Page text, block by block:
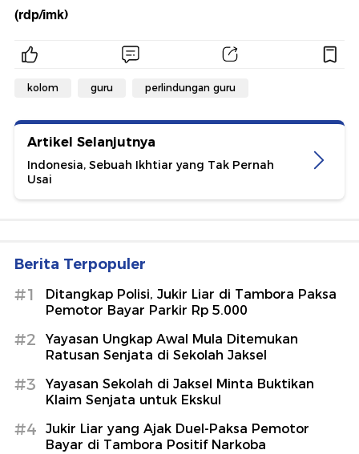
(rdp/imk)
kolom guru perlindungan guru
Artikel Selanjutnya
Indonesia, Sebuah Ikhtiar yang Tak Pernah
Usai
Berita Terpopuler
#1
Ditangkap Polisi, Jukir Liar di Tambora Paksa
Pemotor Bayar Parkir Rp 5.000
#2
Yayasan Ungkap Awal Mula Ditemukan
Ratusan Senjata di Sekolah Jaksel
#3
Yayasan Sekolah di Jaksel Minta Buktikan
Klaim Senjata untuk Ekskul
#4
Jukir Liar yang Ajak Duel-Paksa Pemotor
Bayar di Tambora Positif Narkoba